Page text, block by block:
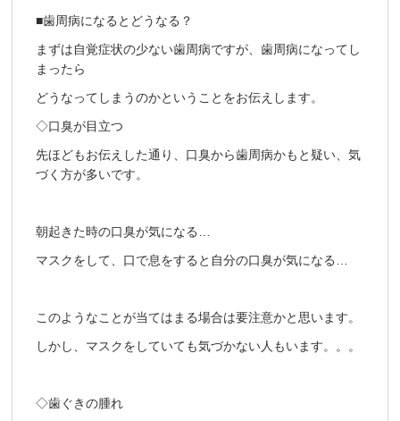
■歯周病になるとどうなる？
まずは自覚症状の少ない歯周病ですが、歯周病になってし
まったら
どうなってしまうのかということをお伝えします。
◇口臭が目立つ
先ほどもお伝えした通り、口臭から歯周病かもと疑い、気
づく方が多いです。
朝起きた時の口臭が気になる…
マスクをして、口で息をすると自分の口臭が気になる…
このようなことが当てはまる場合は要注意かと思います。
しかし、マスクをしていても気づかない人もいます。。。
◇歯ぐきの腫れ